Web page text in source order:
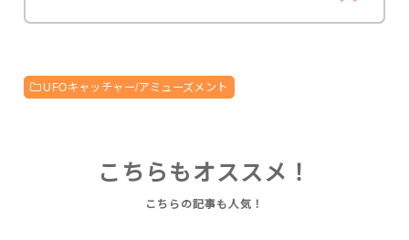
UFOキャッチャー/アミューズメント
こちらもオススメ！